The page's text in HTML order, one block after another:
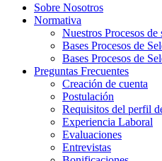
Sobre Nosotros
Normativa
Nuestros Procesos de
Bases Procesos de
Bases Procesos de
Preguntas Frecuentes
Creación de cuenta
Postulación
Requisitos del perfil
Experiencia Laboral
Evaluaciones
Entrevistas